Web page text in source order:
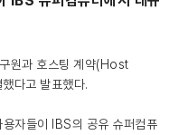
원과 호스팅 계약(Host
다고 발표했다.
자들이 IBS의 공유 슈퍼컴퓨